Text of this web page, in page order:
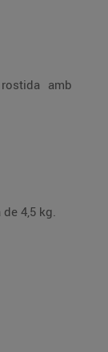
amb
4,5 kg.